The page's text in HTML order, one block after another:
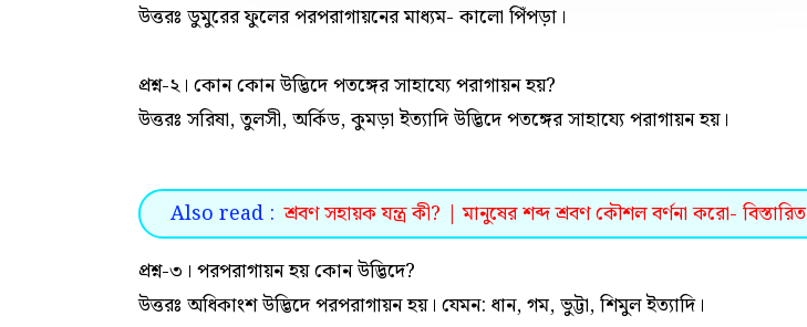
উত্তরঃ ডুমুরের ফুলের পরপরাগায়নের মাধ্যম- কালো পিঁপড়া।
প্রশ্ন-২। কোন কোন উদ্ভিদে পতঙ্গের সাহায্যে পরাগায়ন হয়?
উত্তরঃ সরিষা, তুলসী, অর্কিড, কুমড়া ইত্যাদি উদ্ভিদে পতঙ্গের সাহায্যে পরাগায়ন হয়।
Also read : শ্রবণ সহায়ক যন্ত্র কী? | মানুষের শব্দ শ্রবণ কৌশল বর্ণনা করো- বিস্তারিত
প্রশ্ন-৩। পরপরাগায়ন হয় কোন উদ্ভিদে?
উত্তরঃ অধিকাংশ উদ্ভিদে পরপরাগায়ন হয়। যেমন: ধান, গম, ভুট্টা, শিমুল ইত্যাদি।